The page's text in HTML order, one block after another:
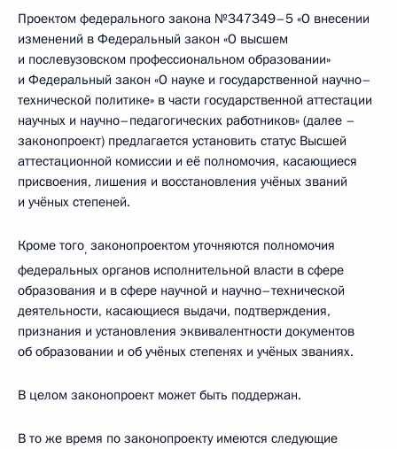
Проектом федерального закона №347349–5 «О внесении
изменений в Федеральный закон «О высшем
и послевузовском профессиональном образовании»
и Федеральный закон «О науке и государственной научно–
технической политике» в части государственной аттестации
научных и научно–педагогических работников» (далее –
законопроект) предлагается установить статус Высшей
аттестационной комиссии и её полномочия, касающиеся
присвоения, лишения и восстановления учёных званий
и учёных степеней.
Кроме того, законопроектом уточняются полномочия
федеральных органов исполнительной власти в сфере
образования и в сфере научной и научно–технической
деятельности, касающиеся выдачи, подтверждения,
признания и установления эквивалентности документов
об образовании и об учёных степенях и учёных званиях.
В целом законопроект может быть поддержан.
В то же время по законопроекту имеются следующие